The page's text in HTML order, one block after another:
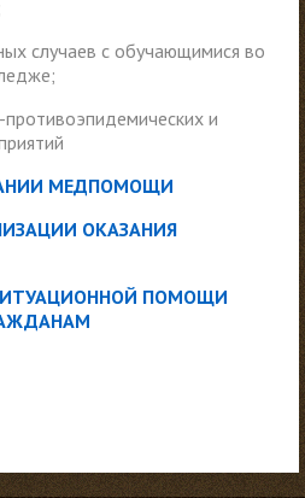
случаев с обучающимися во
и
МЕДПОМОЩИ
ОКАЗАНИЯ
ПОМОЩИ